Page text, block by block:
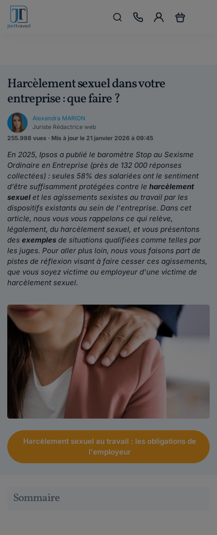
Harcèlement sexuel dans votre
entreprise : que faire ?
Alexandra MARION
Juriste Rédactrice web
255.998 vues · Mis à jour le 21 janvier 2026 à 09:45
En 2025, Ipsos a publié le baromètre Stop au Sexisme
Ordinaire en Entreprise (près de 132 000 réponses
collectées) : seules 58% des salariées ont le sentiment
d’être suffisamment protégées contre le harcèlement
sexuel et les agissements sexistes au travail par les
dispositifs existants au sein de l'entreprise. Dans cet
article, nous vous vous rappelons ce qui relève,
légalement, du harcèlement sexuel, et vous présentons
des exemples de situations qualifiées comme telles par
les juges. Pour aller plus loin, nous vous faisons part de
pistes de réflexion visant à faire cesser ces agissements,
que vous soyez victime ou employeur d'une victime de
harcèlement sexuel.
Harcèlement sexuel au travail : les obligations de
l'employeur
Sommaire